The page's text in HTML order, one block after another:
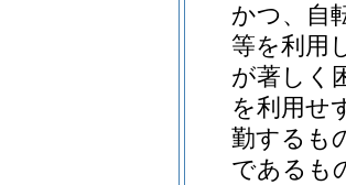
かつ、自
等を利用
が著しく
を利用せ
勤するも
であるも